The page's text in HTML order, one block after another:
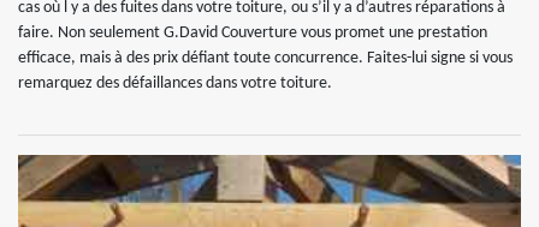
cas où l y a des fuites dans votre toiture, ou s’il y a d’autres réparations à
faire. Non seulement G.David Couverture vous promet une prestation
efficace, mais à des prix défiant toute concurrence. Faites-lui signe si vous
remarquez des défaillances dans votre toiture.